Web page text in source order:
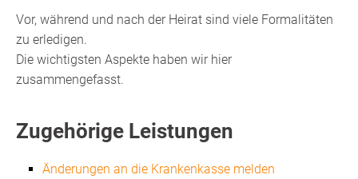
Vor, während und nach der Heirat sind viele Formalitäten
zu erledigen.
Die wichtigsten Aspekte haben wir hier
zusammengefasst.
Zugehörige Leistungen
Änderungen an die Krankenkasse melden